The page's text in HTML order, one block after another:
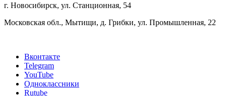
г. Новосибирск, ул. Станционная, 54
Московская обл., Мытищи, д. Грибки, ул. Промышленная, 22
Вконтакте
Telegram
YouTube
Одноклассники
Rutube